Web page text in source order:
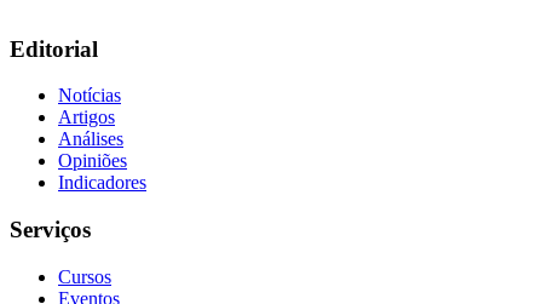
Editorial
Notícias
Artigos
Análises
Opiniões
Indicadores
Serviços
Cursos
Eventos